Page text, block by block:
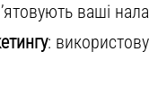
ваші
: